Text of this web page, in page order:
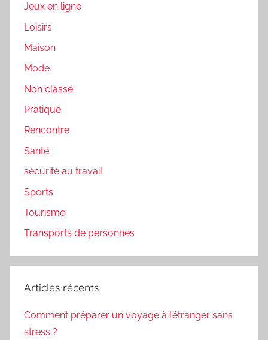
Jeux en ligne
Loisirs
Maison
Mode
Non classé
Pratique
Rencontre
Santé
sécurité au travail
Sports
Tourisme
Transports de personnes
Articles récents
Comment préparer un voyage à l’étranger sans
stress ?